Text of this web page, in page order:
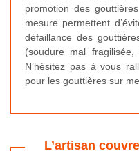
promotion des
mesure permettent
défaillance des
(soudure mal
N’hésitez pas à vous
pour les gouttières sur
L’artisan